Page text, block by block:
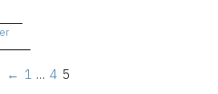
← 1 … 4 5